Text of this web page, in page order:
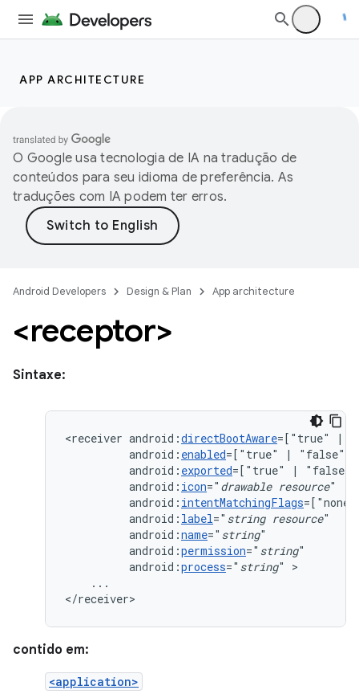
APP ARCHITECTURE
O Google usa tecnologia de IA na tradução de
conteúdos para seu idioma de preferência. As
traduções com IA podem ter erros.
Android Developers Design & Plan App architecture
<receptor>
Sintaxe:
<receiver android:directBootAware=["true"
|
android: enabled=["true" |
android: exported=["true" |
android: icon=" drawable resource
android: intentMatchingFlags=["none"
android: label=" string resource
android:name=" string
android:permission=" string
android:process=" string"
...
</receiver>
contido em:
<application>